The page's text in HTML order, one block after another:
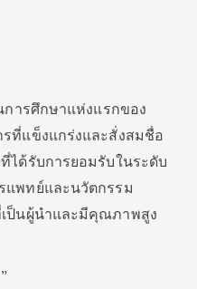
การศึกษาแห่งแรกของ
รที่แข็งแกร่งและสั่งสมชื่อ
ได้รับการยอมรับในระดับ
แพทย์และนวัตกรรม
ป็นผู้นำและมีคุณภาพสูง
”